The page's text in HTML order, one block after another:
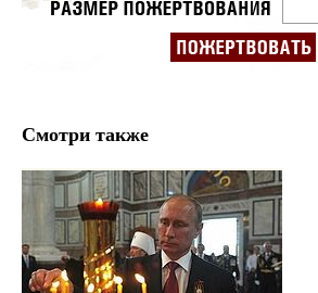
Смотри также